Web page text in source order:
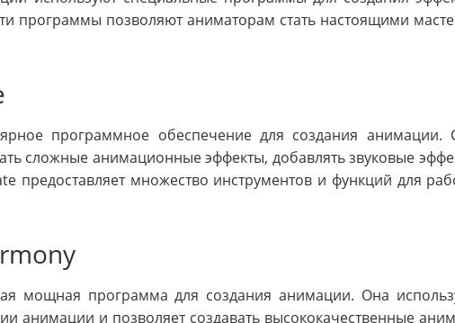
программы позволяют аниматорам стать настоящими
программное обеспечение для создания анимации.
сложные анимационные эффекты, добавлять звуковые
предоставляет множество инструментов и функций для
мощная программа для создания анимации. Она
анимации и позволяет создавать высококачественные